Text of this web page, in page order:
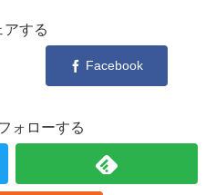
アする
Facebook
ォローする